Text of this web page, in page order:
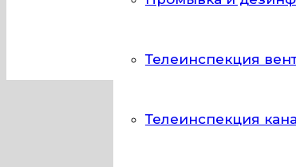
Телеинспекция
Телеинспекция